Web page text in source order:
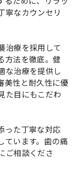
寧なカウンセリ
治療を採用して
方法を徹底。健
な治療を提供し
美性と耐久性に優
た目にもこだわ
った丁寧な対応
ています。歯の痛
ご相談くださ